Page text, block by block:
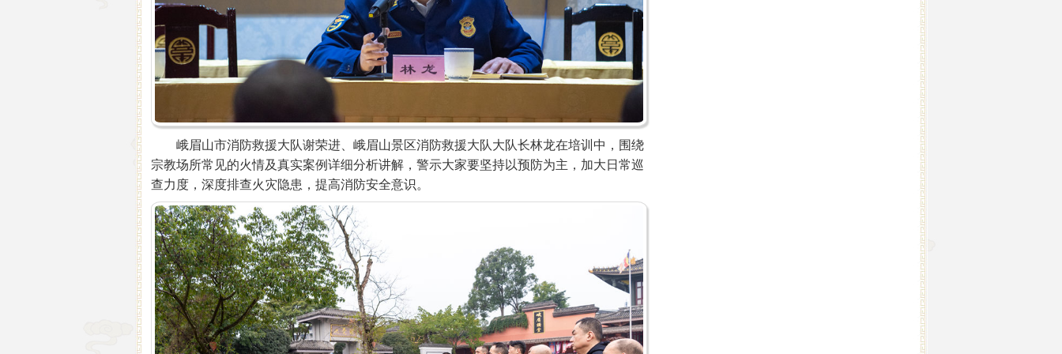
峨眉山市消防救援大队谢荣进、峨眉山景区消防救援大队大队长林龙在培训中，围绕
宗教场所常见的火情及真实案例详细分析讲解，警示大家要坚持以预防为主，加大日常巡
查力度，深度排查火灾隐患，提高消防安全意识。